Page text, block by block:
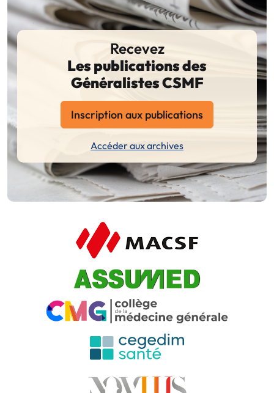
Recevez
Les publications des
Généralistes CSMF
Inscription aux publications
Accéder aux archives